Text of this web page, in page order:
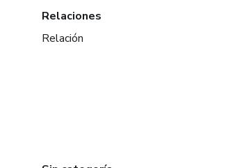
Relaciones
Relación